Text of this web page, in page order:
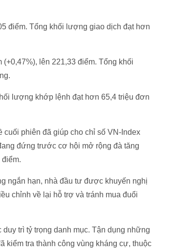
điểm. Tổng khối lượng giao dịch đạt hơn
lên 221,33 điểm. Tổng khối
lượng khớp lệnh đạt hơn 65,4 triệu đơn
phiên đã giúp cho chỉ số VN-Index
đứng trước cơ hội mở rộng đà tăng
ngắn hạn, nhà đầu tư được khuyến nghị
chỉnh về lại hỗ trợ và tránh mua đuổi
trì tỷ trọng danh mục. Tận dụng những
kiểm tra thành công vùng kháng cự, thuộc